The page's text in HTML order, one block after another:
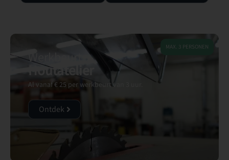
Werkbeurt
Houtatelier
Al vanaf € 25 per werkbeurt van 3 uur.
Ontdek
MAX. 3 PERSONEN